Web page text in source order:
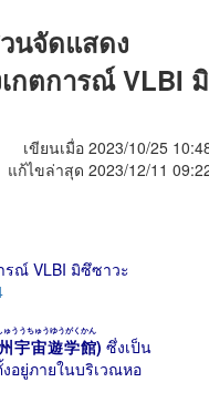
นจัดแสดง
กตการณ์ VLBI มิ
เขียนเมื่อ 2023/10/25
แก้ไขล่าสุด 2023/12/11
รณ์ VLBI มิซึซาวะ
宇宙遊学館
ゅううちゅうゆうがくかん
) ซึ่งเป็น
อยู่ภายในบริเวณหอ